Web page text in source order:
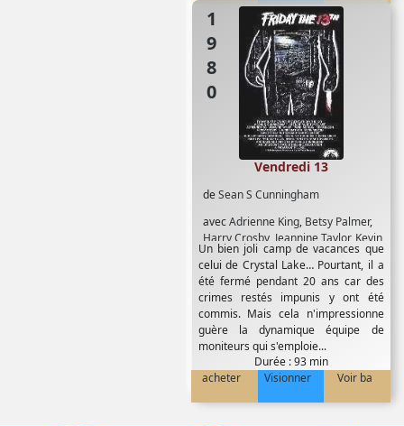
1980
deSean S Cunningham
avecAdrienne King, Betsy Palmer,
Harry Crosby, Jeannine Taylor, Kevin
Bacon, Laurie Bartham,Mark
Nelson,Robbi Morgan
Vendredi 13
Un bien joli camp de vacances que
celui de Crystal Lake… Pourtant, il a
été fermé pendant 20 ans car des
crimes restés impunis y ont été
commis. Mais cela n'impressionne
guère la dynamique équipe de
moniteurs qui s'emploie...
Durée : 93 min
acheter
Visionner Voir ba